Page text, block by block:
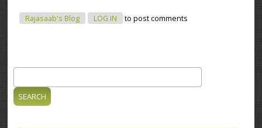
Rajasaab's Blog LOG IN to post comments
Search form